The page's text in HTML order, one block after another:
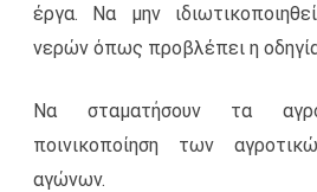
έργα. Να μην
νερών όπως προβλέπει η
Να σταματήσουν τα
ποινικοποίηση των
αγώνων.